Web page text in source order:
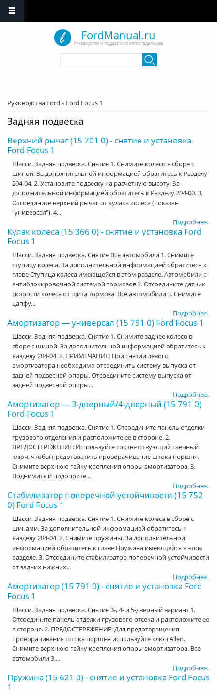
FordManual.ru
Руководства и поддержка автовладельцев
Вы здесь
Руководства Ford » Ford Focus 1
Задняя подвеска
Верхний рычаг (15 701 0) - снятие и установка
Ford Focus 1
Шасси. Задняя подвеска. Снятие 1. Снимите колесо в сборе с
шиной. За дополнительной информацией обратитесь к Разделу
204-04. 2. Установите подвеску на расчетную высоту. За
дополнительной информацией обратитесь к Разделу 204-00. 3.
Отсоедините верхний рычаг от кулака колеса (показан
"универсал"). 4...
Подробнее..
Кулак колеса (15 366 0) - снятие и установка Ford
Focus 1
Шасси. Задняя подвеска. Снятие Все автомобили 1. Снимите
ступицу колеса. За дополнительной информацией обратитесь к
главе Ступица колеса имеющейся в этом разделе. Автомобили с
антиблокировочной системой тормозов 2. Отсоедините датчик
скорости колеса от щита тормоза. Все автомобили 3. Снимите
цапфу...
Подробнее..
Амортизатор — универсал (15 791 0) Ford Focus 1
Шасси. Задняя подвеска. Снятие 1. Снимите заднее колесо в
сборе с шиной. За дополнительной информацией обратитесь к
Разделу 204-04. 2. ПРИМЕЧАНИЕ: При снятии левого
амортизатора необходимо отсоединить систему выпуска от
задней подвесной опоры. Отсоедините систему выпуска от
задней подвесной опоры...
Подробнее..
Амортизатор — 3-дверный/4-дверный (15 791 0)
Ford Focus 1
Шасси. Задняя подвеска. Снятие 1. Отсоедините панель отделки
грузового отделения и расположите ее в стороне. 2.
ПРЕДОСТЕРЕЖЕНИЕ: Используйте соответствующий гаечный
ключ, чтобы предотвратить проворачивание штока поршня.
Снимите верхнюю гайку крепления опоры амортизатора. 3.
Поднимите и подоприте...
Подробнее..
Стабилизатор поперечной устойчивости (15 752
0) Ford Focus 1
Шасси. Задняя подвеска. Снятие 1. Снимите колеса в сборе с
шинами. За дополнительной информацией обратитесь к
Разделу 204-04. 2. Снимите пружины. За дополнительной
информацией обратитесь к главе Пружина имеющейся в этом
разделе. 3. Отсоедините стабилизатор поперечной устойчивости
от задних нижних...
Подробнее..
Амортизатор (15 791 0) - снятие и установка Ford
Focus 1
Шасси. Задняя подвеска. Снятие 3-, 4- и 5-дверный вариант 1.
Отсоедините панель отделки грузового отсека и расположите ее
в стороне. 2. ПРЕДОСТЕРЕЖЕНИЕ: Для предотвращения
проворачивания штока поршня используйте ключ Allen.
Снимите верхнюю гайку крепления опоры амортизатора. Все
автомобили 3....
Подробнее..
Пружина (15 621 0) - снятие и установка Ford Focus
1